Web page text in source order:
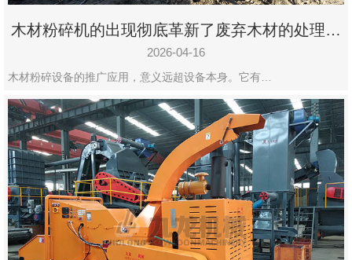
木材粉碎机的出现彻底革新了废弃木材的处理模
式
2026-04-16
木材粉碎设备的推广应用，意义远超设备本身。它有…